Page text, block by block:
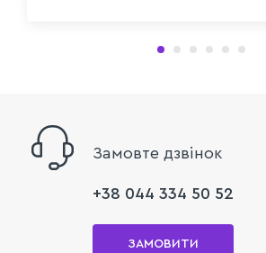
Замовте дзвінок
+38 044 334 50 52
ЗАМОВИТИ